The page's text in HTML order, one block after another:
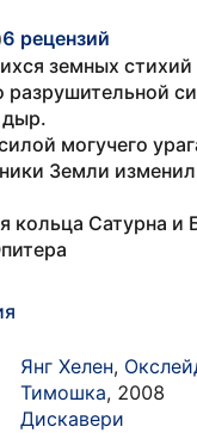
6 рецензий
земных стихий
разрушительной
дыр.
могучего
Земли
кольца Сатурна и
Янг Хелен,
Тимошка, 2008
Дискавери